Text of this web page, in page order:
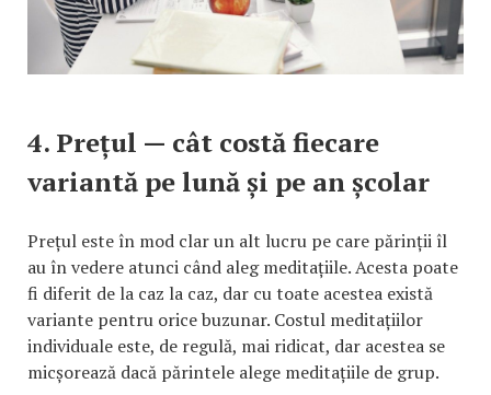
4. Prețul — cât costă fiecare
variantă pe lună și pe an școlar
Prețul este în mod clar un alt lucru pe care părinții îl
au în vedere atunci când aleg meditațiile. Acesta poate
fi diferit de la caz la caz, dar cu toate acestea există
variante pentru orice buzunar. Costul meditațiilor
individuale este, de regulă, mai ridicat, dar acestea se
micșorează dacă părintele alege meditațiile de grup.